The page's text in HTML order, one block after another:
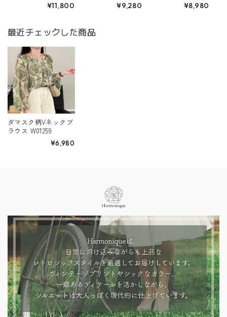
¥11,800 ¥9,280 ¥8,980
最近チェックした商品
ダマスク柄Vネックブ
ラウス W01259
¥6,980